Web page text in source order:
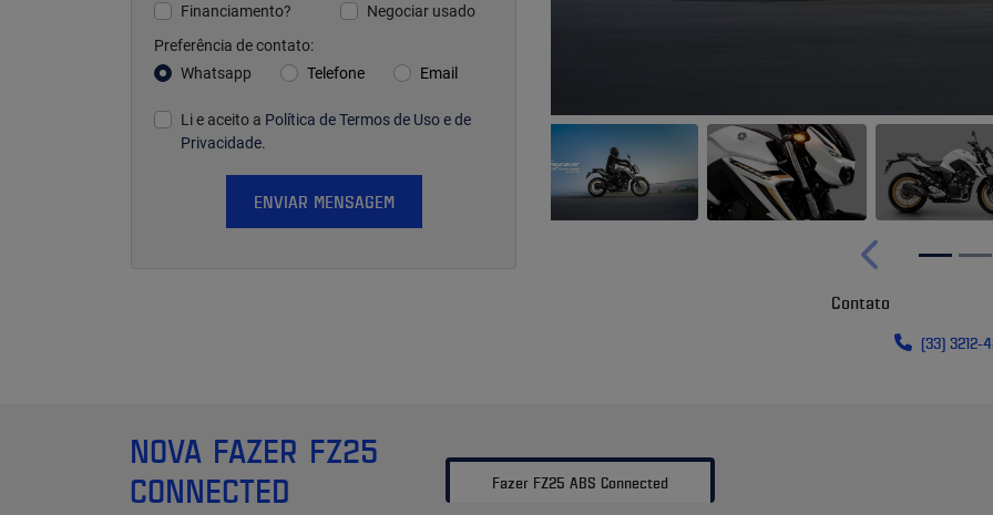
Financiamento?
Negociar usado
Preferência de contato:
Whatsapp
Telefone Email
Li e aceito a Política de Termos de Uso e de
Privacidade.
ENVIAR MENSAGEM
Anterior
Contato
(33) 3212-
NOVA FAZER FZ25
CONNECTED
Fazer FZ25 ABS Connected